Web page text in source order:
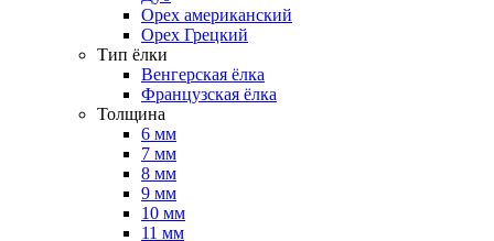
Орех американский
Орех Грецкий
Тип ёлки
Венгерская ёлка
Французская ёлка
Толщина
6 мм
7 мм
8 мм
9 мм
10 мм
11 мм